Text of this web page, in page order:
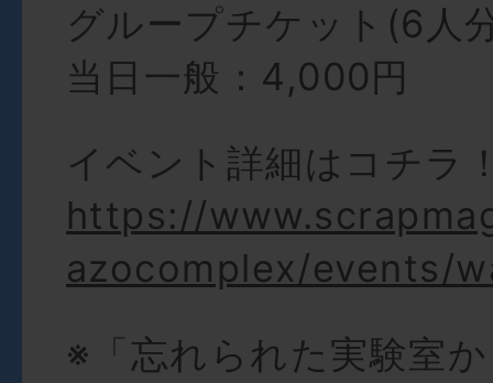
グループチケット(6人
当日一般：4,000円
イベント詳細はコチラ
https://
azocomplex/events/
※「忘れられた実験室